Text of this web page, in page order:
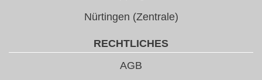
Nürtingen (Zentrale)
RECHTLICHES
AGB